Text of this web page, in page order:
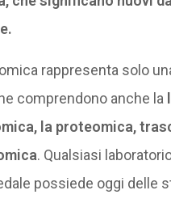
rappresenta solo
comprendono anche la
la proteomica,
. Qualsiasi
possiede oggi delle